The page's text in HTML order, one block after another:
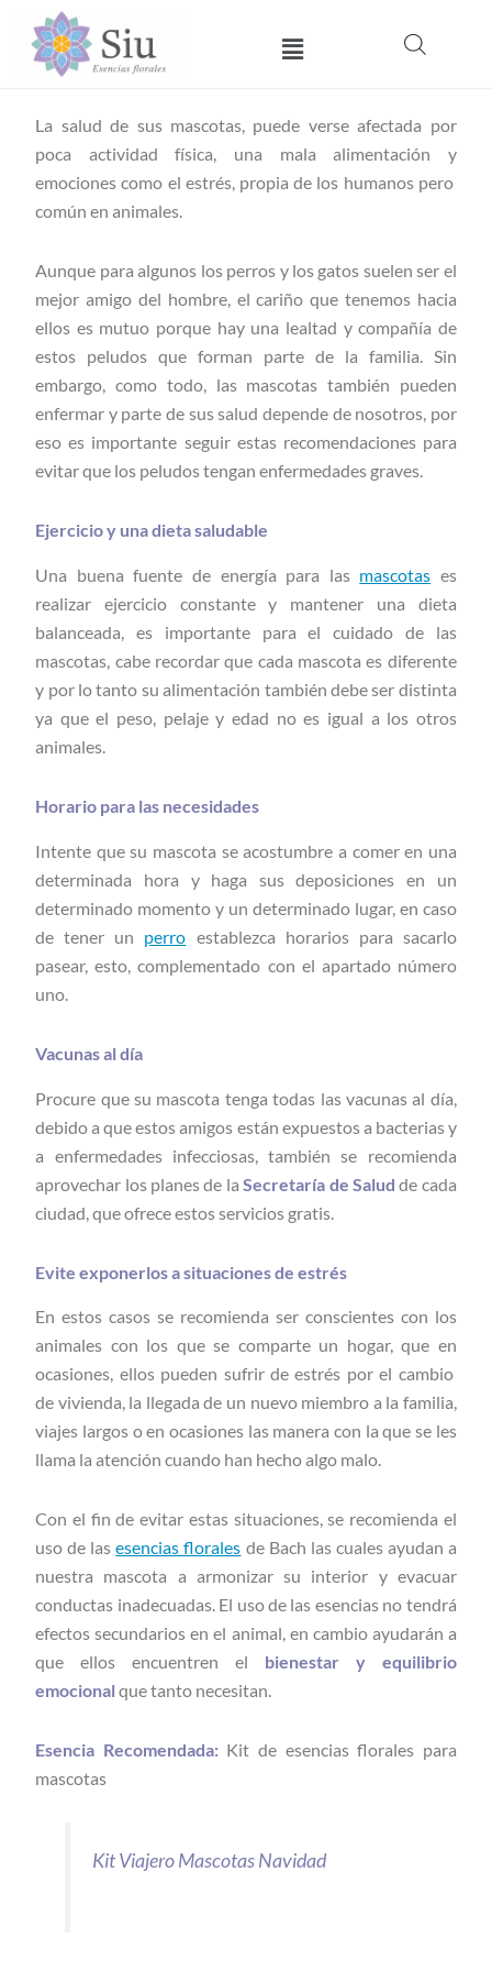
contenido
Menú
La salud de sus mascotas, puede verse afectada por
poca actividad física, una mala alimentación y
emociones como el estrés, propia de los humanos pero
común en animales.
Aunque para algunos los perros y los gatos suelen ser el
mejor amigo del hombre, el cariño que tenemos hacia
ellos es mutuo porque hay una lealtad y compañía de
estos peludos que forman parte de la familia. Sin
embargo, como todo, las mascotas también pueden
enfermar y parte de sus salud depende de nosotros, por
eso es importante seguir estas recomendaciones para
evitar que los peludos tengan enfermedades graves.
Ejercicio y una dieta saludable
Una buena fuente de energía para las mascotas es
realizar ejercicio constante y mantener una dieta
balanceada, es importante para el cuidado de las
mascotas, cabe recordar que cada mascota es diferente
y por lo tanto su alimentación también debe ser distinta
ya que el peso, pelaje y edad no es igual a los otros
animales.
Horario para las necesidades
Intente que su mascota se acostumbre a comer en una
determinada hora y haga sus deposiciones en un
determinado momento y un determinado lugar, en caso
de tener un perro establezca horarios para sacarlo
pasear, esto, complementado con el apartado número
uno.
Vacunas al día
Procure que su mascota tenga todas las vacunas al día,
debido a que estos amigos están expuestos a bacterias y
a enfermedades infecciosas, también se recomienda
aprovechar los planes de laSecretaría de Salud de cada
ciudad, que ofrece estos servicios gratis.
Evite exponerlos a situaciones de estrés
En estos casos se recomienda ser conscientes con los
animales con los que se comparte un hogar, que en
ocasiones, ellos pueden sufrir de estrés por el cambio
de vivienda, la llegada de un nuevo miembro a la familia,
viajes largos o en ocasiones las manera con la que se les
llama la atención cuando han hecho algo malo.
Con el fin de evitar estas situaciones, se recomienda el
uso de lasesencias florales de Bach las cuales ayudan a
nuestra mascota a armonizar su interior y evacuar
conductas inadecuadas. El uso de las esencias no tendrá
efectos secundarios en el animal, en cambio ayudarán a
que ellos encuentren el bienestar y equilibrio
emocional que tanto necesitan.
Esencia Recomendada: Kit de esencias florales para
mascotas
Kit Viajero Mascotas Navidad